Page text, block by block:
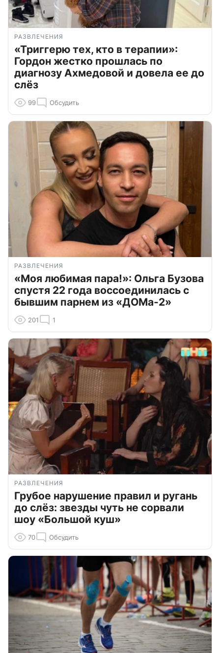
РАЗВЛЕЧЕНИЯ
«Триггерю тех, кто в терапии»:
Гордон жестко прошлась по
диагнозу Ахмедовой и довела ее до
слёз
99 Обсудить
РАЗВЛЕЧЕНИЯ
«Моя любимая пара!»: Ольга Бузова
спустя 22 года воссоединилась с
бывшим парнем из «ДОМа-2»
201 1
РАЗВЛЕЧЕНИЯ
Грубое нарушение правил и ругань
до слёз: звезды чуть не сорвали
шоу «Большой куш»
70 Обсудить